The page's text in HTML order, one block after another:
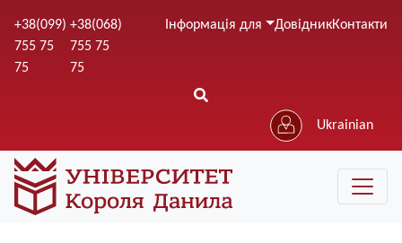
до
+38(099)
755 75
75
+38(068)
755 75
75
Інформація для ДовідникКонтакти
Ukrainian